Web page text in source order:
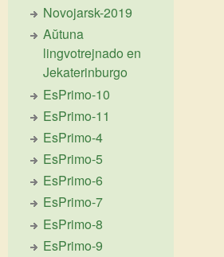
Novojarsk-2019
Aŭtuna
lingvotrejnado en
Jekaterinburgo
EsPrimo-10
EsPrimo-11
EsPrimo-4
EsPrimo-5
EsPrimo-6
EsPrimo-7
EsPrimo-8
EsPrimo-9